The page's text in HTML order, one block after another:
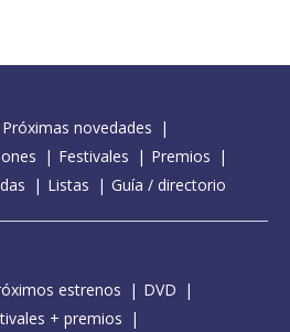
Próximas novedades
Festivales
Premios
Listas Guía / directorio
estrenos
DVD
+ premios